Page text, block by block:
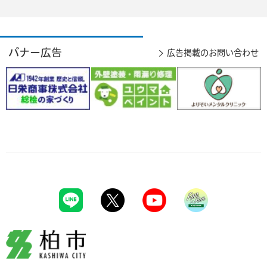
バナー広告 広告掲載のお問い合わせ
柏市